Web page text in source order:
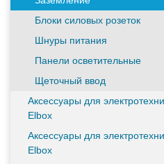
ИБП с мощным зарядным
масштабируемым временем
зависимости от
Оборудование связи и
Кабели для промышленных
Блоки силовых розеток
Шнуры питания
Панели осветительные
Щеточный ввод
Аксессуары для
Elbox
Аксессуары для
Elbox